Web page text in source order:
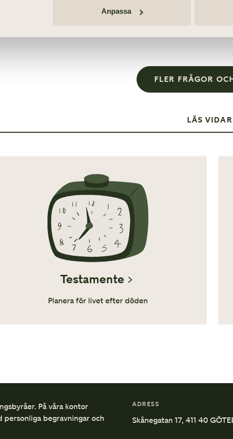
Anpassa
FLER FRÅGOR
LÄS
Testamente
Planera för livet efter döden
På våra kontor
begravningar och
ADRESS
Skånegatan 17, 411 40